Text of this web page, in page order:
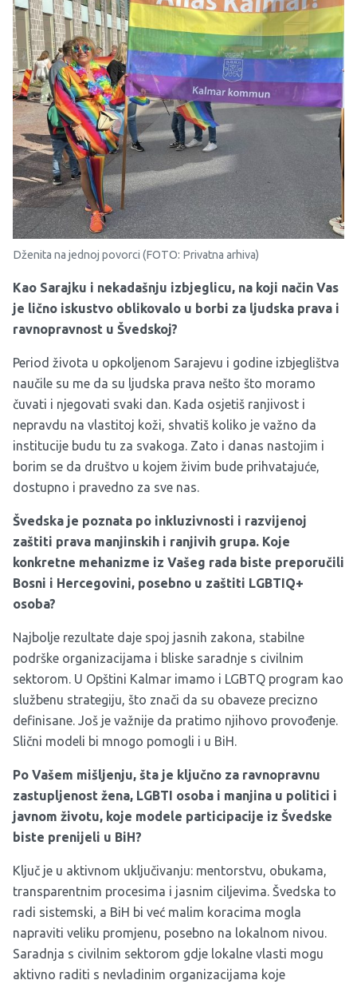
Dženita na jednoj povorci (FOTO: Privatna arhiva)
Kao Sarajku i nekadašnju izbjeglicu, na koji način Vas
je lično iskustvo oblikovalo u borbi za ljudska prava i
ravnopravnost u Švedskoj?
Period života u opkoljenom Sarajevu i godine izbjeglištva
naučile su me da su ljudska prava nešto što moramo
čuvati i njegovati svaki dan. Kada osjetiš ranjivost i
nepravdu na vlastitoj koži, shvatiš koliko je važno da
institucije budu tu za svakoga. Zato i danas nastojim i
borim se da društvo u kojem živim bude prihvatajuće,
dostupno i pravedno za sve nas.
Švedska je poznata po inkluzivnosti i razvijenoj
zaštiti prava manjinskih i ranjivih grupa. Koje
konkretne mehanizme iz Vašeg rada biste preporučili
Bosni i Hercegovini, posebno u zaštiti LGBTI Q+
osoba?
Najbolje rezultate daje spoj jasnih zakona, stabilne
podrške organizacijama i bliske saradnje s civilnim
sektorom. U Opštini Kalmar imamo i LGBTQ program kao
službenu strategiju, što znači da su obaveze precizno
definisane. Još je važnije da pratimo njihovo provođenje.
Slični modeli bi mnogo pomogli i u BiH.
Po Vašem mišljenju, šta je ključno za ravnopravnu
zastupljenost žena, LGBTI osoba i manjina u politici i
javnom životu, koje modele participacije iz Švedske
biste prenijeli u BiH?
Ključ je u aktivnom uključivanju: mentorstvu, obukama,
transparentnim procesima i jasnim ciljevima. Švedska to
radi sistemski, a BiH bi već malim koracima mogla
napraviti veliku promjenu, posebno na lokalnom nivou.
Saradnja s civilnim sektorom gdje lokalne vlasti mogu
aktivno raditi s nevladinim organizacijama koje